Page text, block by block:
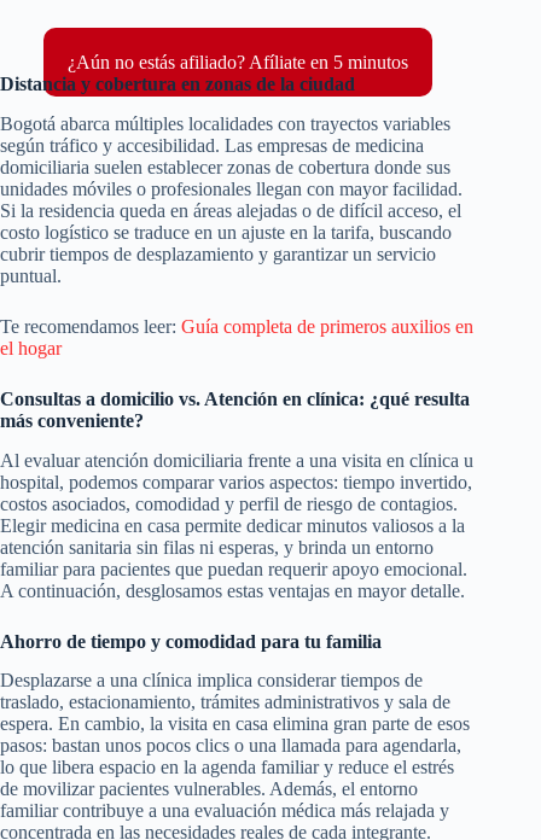
¿Aún no estás afiliado? Afíliate en 5 minutos
Distancia y cobertura en zonas de la ciudad
Bogotá abarca múltiples localidades con trayectos variables
según tráfico y accesibilidad. Las empresas de medicina
domiciliaria suelen establecer zonas de cobertura donde sus
unidades móviles o profesionales llegan con mayor facilidad.
Si la residencia queda en áreas alejadas o de difícil acceso, el
costo logístico se traduce en un ajuste en la tarifa, buscando
cubrir tiempos de desplazamiento y garantizar un servicio
puntual.
Te recomendamos leer: Guía completa de primeros auxilios en
el hogar
Consultas a domicilio vs. Atención en clínica: ¿qué resulta
más conveniente?
Al evaluar atención domiciliaria frente a una visita en clínica u
hospital, podemos comparar varios aspectos: tiempo invertido,
costos asociados, comodidad y perfil de riesgo de contagios.
Elegir medicina en casa permite dedicar minutos valiosos a la
atención sanitaria sin filas ni esperas, y brinda un entorno
familiar para pacientes que puedan requerir apoyo emocional.
A continuación, desglosamos estas ventajas en mayor detalle.
Ahorro de tiempo y comodidad para tu familia
Desplazarse a una clínica implica considerar tiempos de
traslado, estacionamiento, trámites administrativos y sala de
espera. En cambio, la visita en casa elimina gran parte de esos
pasos: bastan unos pocos clics o una llamada para agendarla,
lo que libera espacio en la agenda familiar y reduce el estrés
de movilizar pacientes vulnerables. Además, el entorno
familiar contribuye a una evaluación médica más relajada y
concentrada en las necesidades reales de cada integrante.